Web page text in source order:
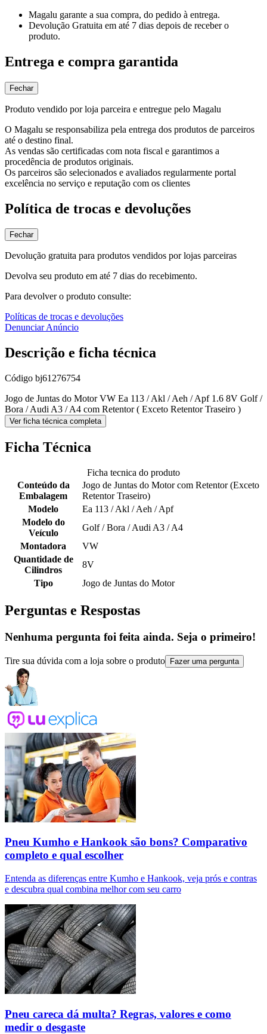
Magalu garante a sua compra, do pedido à entrega.
Devolução Gratuita em até 7 dias depois de receber o
produto.
Entrega e compra garantida
Fechar
Produto vendido por loja parceira e entregue pelo Magalu
O Magalu se responsabiliza pela entrega dos produtos de parceiros
até o destino final.
As vendas são certificadas com nota fiscal e garantimos a
procedência de produtos originais.
Os parceiros são selecionados e avaliados regularmente portal
excelência no serviço e reputação com os clientes
Política de trocas e devoluções
Fechar
Devolução gratuita para produtos vendidos por lojas parceiras
Devolva seu produto em até 7 dias do recebimento.
Para devolver o produto consulte:
Políticas de trocas e devoluções
Denunciar Anúncio
Descrição e ficha técnica
Código bj61276754
Jogo de Juntas do Motor VW Ea 113 / Akl / Aeh / Apf 1.6 8V Golf /
Bora / Audi A3 / A4 com Retentor ( Exceto Retentor Traseiro )
Ver ficha técnica completa
Ficha Técnica
Ficha tecnica do produto
Conteúdo da
Embalagem
Jogo de Juntas do Motor com Retentor (Exceto
Retentor Traseiro)
Modelo
Ea 113 / Akl / Aeh / Apf
Modelo do
Veículo
Golf / Bora / Audi A3 / A4
Montadora
VW
Quantidade de
Cilindros
8V
Tipo
Jogo de Juntas do Motor
Perguntas e Respostas
Nenhuma pergunta foi feita ainda. Seja o primeiro!
Tire sua dúvida com a loja sobre o produto Fazer uma pergunta
Pneu Kumho e Hankook são bons? Comparativo
completo e qual escolher
Entenda as diferenças entre Kumho e Hankook, veja prós e contras
e descubra qual combina melhor com seu carro
Pneu careca dá multa? Regras, valores e como
medir o desgaste